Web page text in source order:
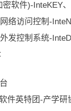
软件)-InteKEY
络访问控制-
发控制系统-
件英特团-产学研